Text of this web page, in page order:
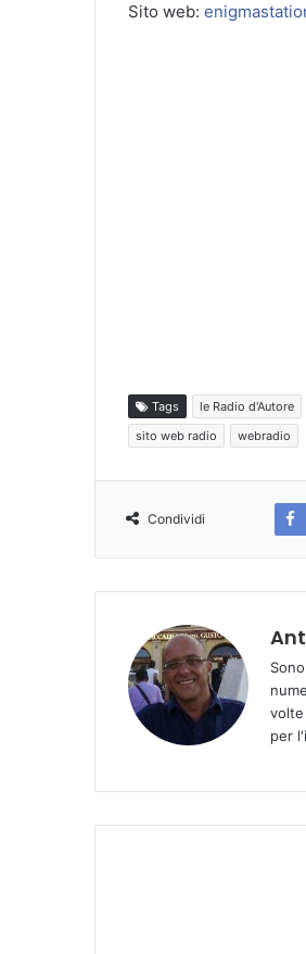
Sito web:
Tags le Radio d'Autore
sito web radio
webradio
Condividi
volte
per